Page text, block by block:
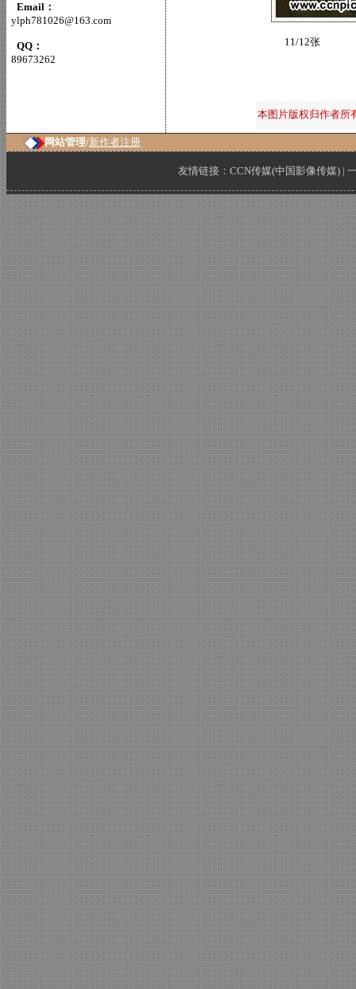
Email：
ylph781026@163.com
QQ：
89673262
11/12张
本图片版权归作者所
网站管理/新作者注册
友情链接： CCN传媒(中国影像传媒) |